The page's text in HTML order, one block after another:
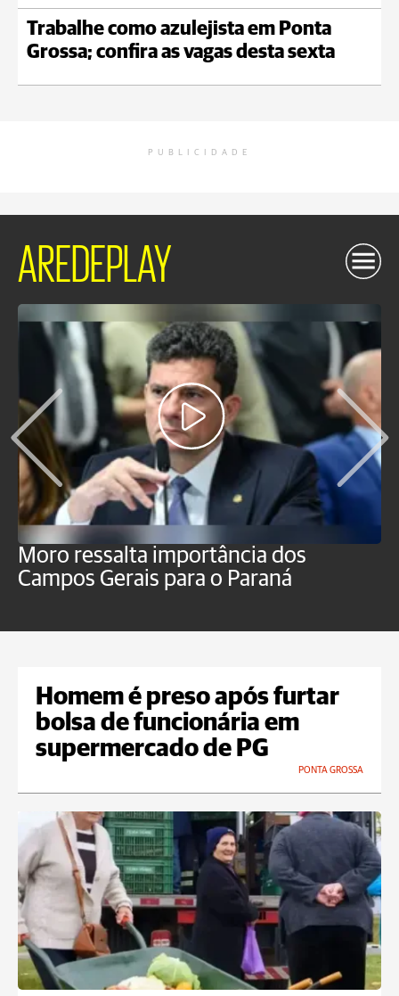
Trabalhe como azulejista em Ponta
Grossa; confira as vagas desta sexta
PUBLICIDADE
AREDEPLAY
Moro ressalta importância dos
Campos Gerais para o Paraná
Homem é preso após furtar
bolsa de funcionária em
supermercado de PG
PONTA GROSSA